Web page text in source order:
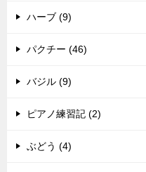
ハーブ (9)
パクチー (46)
バジル (9)
ピアノ練習記 (2)
ぶどう (4)